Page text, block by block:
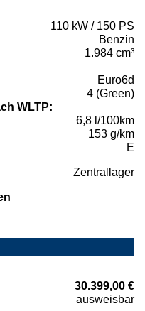
110 kW / 150 PS
Benzin
1.984 cm³
Euro6d
4 (Green)
WLTP:
6,8 l/100km
153 g/km
E
Zentrallager
30.399,00 €
ausweisbar